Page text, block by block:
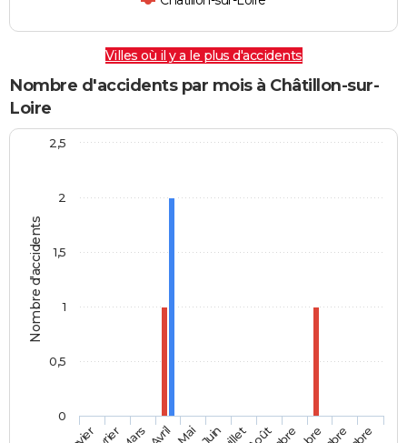
Villes où il y a le plus d'accidents
Nombre d'accidents par mois à Châtillon-sur-
Loire
Nombre d'accidents
Avril Mai Juin
0
0,5
1
1,5
2
2,5